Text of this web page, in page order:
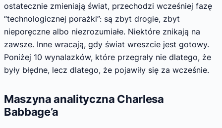
ostatecznie zmieniają świat, przechodzi wcześniej fazę
“technologicznej porażki”: są zbyt drogie, zbyt
nieporęczne albo niezrozumiałe. Niektóre znikają na
zawsze. Inne wracają, gdy świat wreszcie jest gotowy.
Poniżej 10 wynalazków, które przegrały nie dlatego, że
były błędne, lecz dlatego, że pojawiły się za wcześnie.
Maszyna analityczna Charlesa
Babbage’a